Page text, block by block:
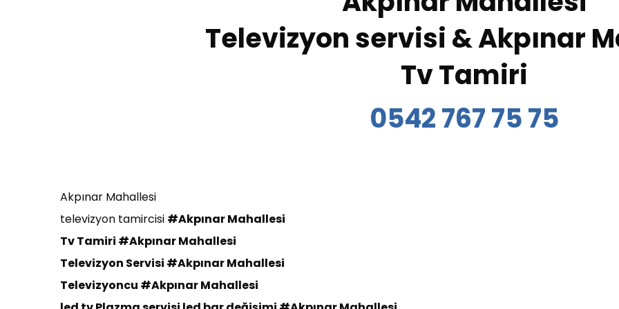
Televizyon servisi & Akpınar
Tv Tamiri
0542 767 75 75
Akpınar Mahallesi
televizyon tamircisi #Akpınar Mahallesi
Tv Tamiri #Akpınar Mahallesi
Televizyon Servisi #Akpınar Mahallesi
Televizyoncu #Akpınar Mahallesi